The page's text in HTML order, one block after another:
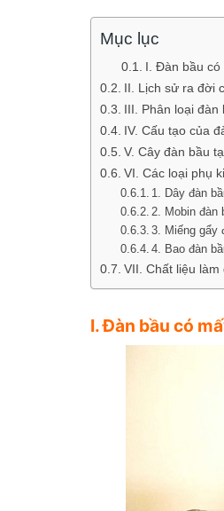
Mục lục
I. Đàn bầu
II. Lịch sử ra đời
III. Phân loại đàn
IV. Cấu tạo của
V. Cây đàn bầu
VI. Các loại phụ
1. Dây đàn
2. Mobin đàn
3. Miếng gẩy
4. Bao đàn
VII. Chất liệu làm
I. Đàn bầu có